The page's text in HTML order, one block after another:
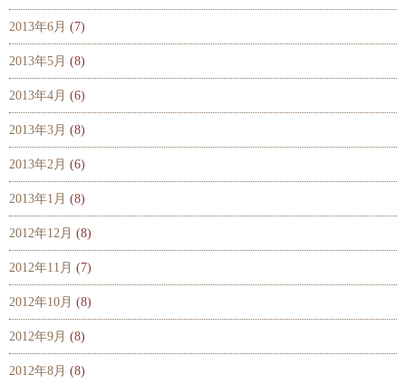
2013年6月 (7)
2013年5月 (8)
2013年4月 (6)
2013年3月 (8)
2013年2月 (6)
2013年1月 (8)
2012年12月 (8)
2012年11月 (7)
2012年10月 (8)
2012年9月 (8)
2012年8月 (8)